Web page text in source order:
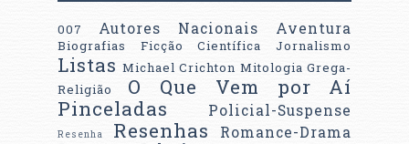
007 Autores Nacionais Aventura
Biografias Ficção Científica Jornalismo
Listas Michael Crichton Mitologia Grega-
Religião
O Que Vem por Aí
Pinceladas
Policial-Suspense
Resenha Resenhas
Romance-Drama